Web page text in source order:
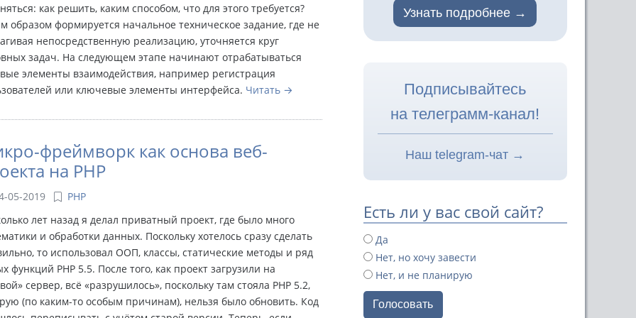
как решить, каким способом, что для этого требуется?
образом формируется начальное техническое задание, где не
непосредственную реализацию, уточняется круг
задач. На следующем этапе начинают отрабатываться
элементы взаимодействия, например регистрация
или ключевые элементы интерфейса. Читать
фреймворк как основа веб-
на PHP
05-2019
PHP
лет назад я делал приватный проект, где было много
и обработки данных. Поскольку хотелось сразу сделать
то использовал ООП, классы, статические методы и ряд
функций PHP 5.5. После того, как проект загрузили на
сервер, всё «разрушилось», поскольку там стояла PHP 5.2,
(по каким-то особым причинам), нельзя было обновить. Код
Узнать подробнее
Подписывайтесь
на телеграмм-канал!
Наш telegram-чат →
Есть ли у вас свой сайт?
Да
Нет, но хочу завести
Нет, и не планирую
Голосовать